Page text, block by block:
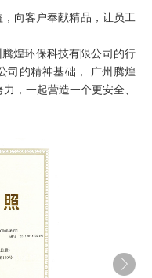
向客户奉献精品，让员工
腾煌环保科技有限公司 的行
司的精神基础，
广州腾煌
，一起营造一个更安全、